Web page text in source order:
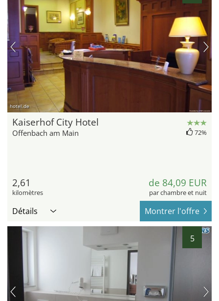
hotel.de
Kaiserhof City Hotel
Offenbach am Main 72%
2,61
kilomètres
de 84,09 EUR
par chambre et nuit
Détails Montrer l'offre
5